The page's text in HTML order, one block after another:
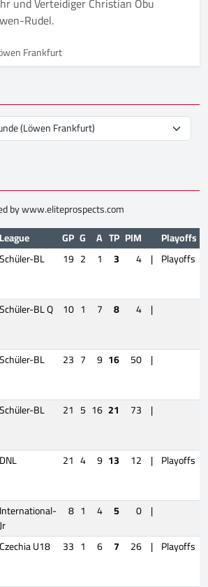
Rudel.
Frankfurt
bywww.eliteprospects.com
League GP G A TP PIM Playoffs
Schüler-BL 19 2 1 3 4 | Playoffs
Schüler-BL Q 10 1 7 8 4 |
Schüler-BL 23 7 9 16 50 |
Schüler-BL 21 5 16 21 73 |
DNL 21 4 9 13 12 | Playoffs
International-
Jr
8 1 4 5 0 |
Czechia U18 33 1 6 7 26 | Playoffs